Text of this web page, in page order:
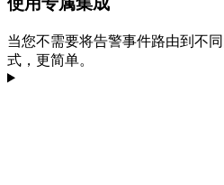
当您不需要将告警事件路由到不
式，更简单。